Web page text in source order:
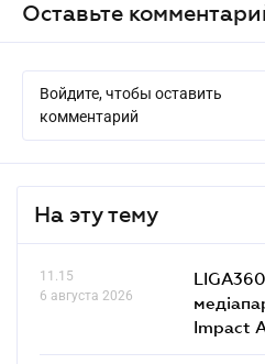
Оставьте
Войдите, чтобы оставить
комментарий
На эту тему
11.15
6 августа 2026
Impact